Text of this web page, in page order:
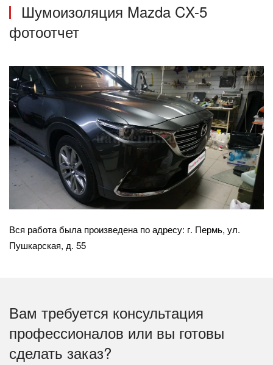
Шумоизоляция Mazda CX-5
фотоотчет
Вся работа была произведена по адресу: г. Пермь, ул.
Пушкарская, д. 55
Вам требуется консультация
профессионалов или вы готовы
сделать заказ?